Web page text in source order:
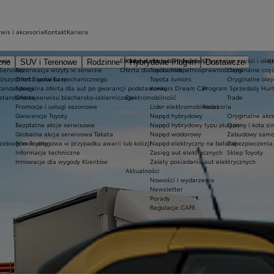
SUV i Terenowe Rodzinne Hybrydowe Plug-in
Dostawcze
Ekobonus dla hybryd Toyoty
Oferta dla osób z niepełnosprawnościami
Toyoty
Kluby dla dzieci i młodzieży
Toyota Kids
Toyota Juniors
Konkurs Dream Car
Elektromobilność
Lider elektromobilności
Napęd hybrydowy
Napęd hybrydowy typu plug-in
Napęd wodorowy
Napęd elektryczny na baterię
Zasięg aut elektrycznych
Zalety posiadania aut elektrycznych
Aktualności
Nowości i wydarzenia
Newsletter
Porady
Regulacje CAFE
rat Toyota Easy
i akcesoria
Rezerwacja wizyty w serwisie
Oferta serwisu mechanicznego
Specjalna oferta dla aut po gwarancji podstawowej
Oferta serwisu blacharsko-lakierniczego
Promocje i usługi sezonowe
Gwarancje Toyoty
Bezpłatne akcje serwisowe
Globalna akcja serwisowa Takata
Pomoc drogowa w przypadku awarii lub kolizji
Informacje techniczne
Innowacje dla wygody Klientów
Oryginalne części i
Oryginalne
Oryginalne
Program Sprzedaży
Trade
Akcesoria
Oryginalne
Opony i koła
Zabudowy
Sklep Toyoty
KontaktKariera